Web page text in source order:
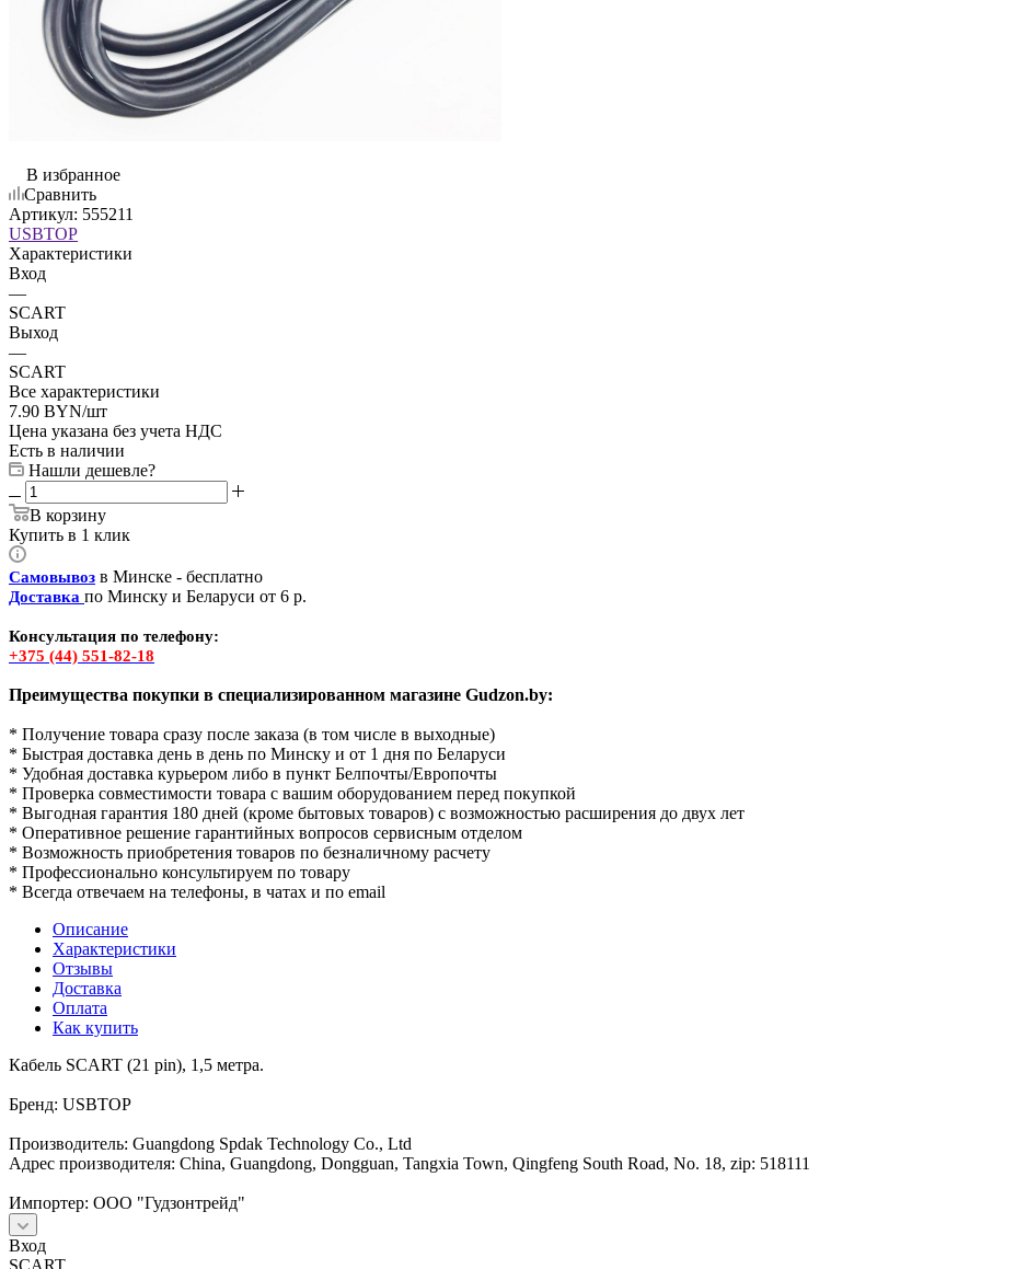
В избранное
Сравнить
Артикул: 555211
USBTOP
Характеристики
Вход
—
SCART
Выход
—
SCART
Все характеристики
7.90 BYN/шт
Цена указана без учета НДС
Есть в наличии
Нашли дешевле?
В корзину
Купить в 1 клик
Самовывоз в Минске - бесплатно
Доставка по Минску и Беларуси от 6 р.
Консультация по телефону:
+375 (44) 551-82-18
Преимущества покупки в специализированном магазине Gudzon.by:
* Получение товара сразу после заказа (в том числе в выходные)
* Быстрая доставка день в день по Минску и от 1 дня по Беларуси
* Удобная доставка курьером либо в пункт Белпочты/Европочты
* Проверка совместимости товара с вашим оборудованием перед покупкой
* Выгодная гарантия 180 дней (кроме бытовых товаров) с возможностью расширения до двух лет
* Оперативное решение гарантийных вопросов сервисным отделом
* Возможность приобретения товаров по безналичному расчету
* Профессионально консультируем по товару
* Всегда отвечаем на телефоны, в чатах и по email
Описание
Характеристики
Отзывы
Доставка
Оплата
Как купить
Кабель SCART (21 pin), 1,5 метра.
Бренд: USBTOP
Производитель: Guangdong Spdak Technology Co., Ltd
Адрес производителя: China, Guangdong, Dongguan, Tangxia Town, Qingfeng South Road, No. 18, zip: 518111
Импортер: ООО "Гудзонтрейд"
Вход
SCART